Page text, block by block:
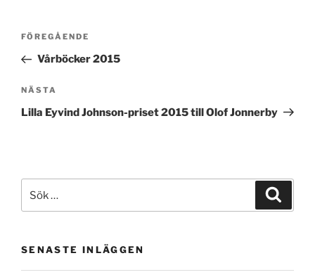
Inläggsnavigering
Föregående
inlägg
FÖREGÅENDE
Vårböcker 2015
Nästa
inlägg
NÄSTA
Lilla Eyvind Johnson-priset 2015 till Olof Jonnerby
efter:
SENASTE INLÄGGEN